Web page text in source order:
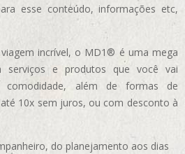
esse conteúdo, informações etc,
incrível, o MD1® é uma mega
serviços e produtos que você vai
comodidade, além de formas de
10x sem juros, ou com desconto à
do planejamento aos dias